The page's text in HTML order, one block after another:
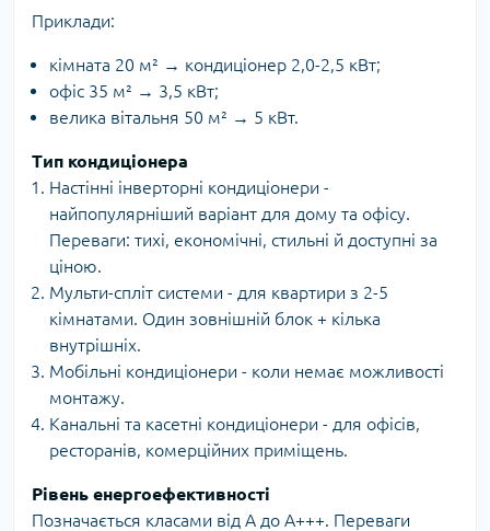
Приклади:
кімната 20 м² → кондиціонер 2,0-2,5 кВт;
офіс 35 м² → 3,5 кВт;
велика вітальня 50 м² → 5 кВт.
Тип кондиціонера
Настінні інверторні кондиціонери -
найпопулярніший варіант для дому та офісу.
Переваги: тихі, економічні, стильні й доступні за
ціною.
Мульти-спліт системи - для квартири з 2-5
кімнатами. Один зовнішній блок + кілька
внутрішніх.
Мобільні кондиціонери - коли немає можливості
монтажу.
Канальні та касетні кондиціонери - для офісів,
ресторанів, комерційних приміщень.
Рівень енергоефективності
Позначається класами від А до А+++. Переваги